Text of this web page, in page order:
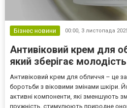
Бізнес новини 00:00, 3 листопада
Антивіковий крем для
який зберігає молодість
Антивіковий крем для обличчя – це
боротьби з віковими змінами шкіри.
активні компоненти, які зменшують
пружність, стимулюють природне